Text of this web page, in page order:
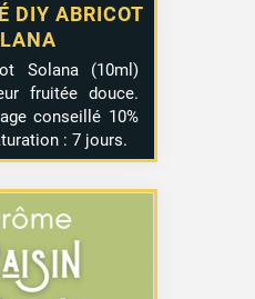
DIY ABRICOT
Solana (10ml)
fruitée douce.
conseillé 10%
: 7 jours.